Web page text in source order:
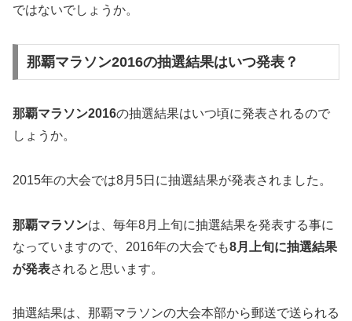
ではないでしょうか。
那覇マラソン2016の抽選結果はいつ発表？
那覇マラソン2016の抽選結果はいつ頃に発表されるので
しょうか。
2015年の大会では8月5日に抽選結果が発表されました。
那覇マラソンは、毎年8月上旬に抽選結果を発表する事に
なっていますので、2016年の大会でも8月上旬に抽選結果
が発表されると思います。
抽選結果は、那覇マラソンの大会本部から郵送で送られる